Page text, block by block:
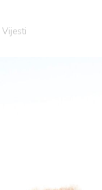
Vijesti